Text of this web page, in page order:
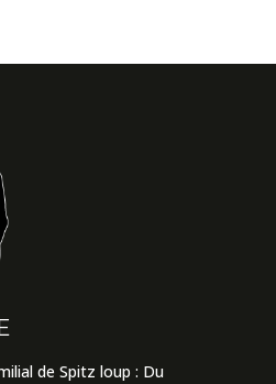
de Spitz loup : Du